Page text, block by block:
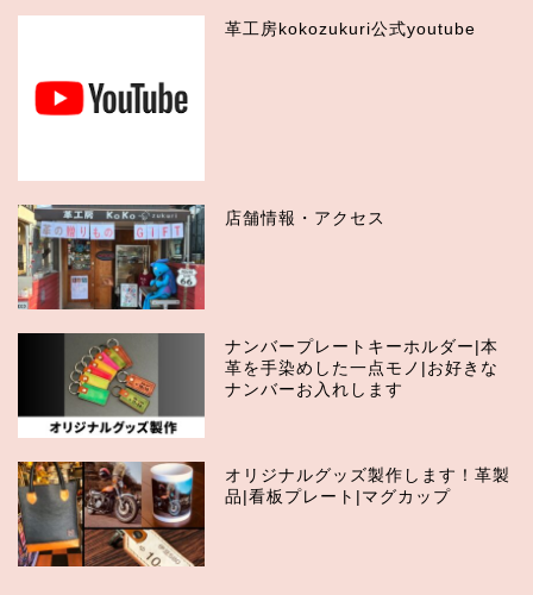
革工房kokozukuri公式youtube
店舗情報・アクセス
ナンバープレートキーホルダー|本
革を手染めした一点モノ|お好きな
ナンバーお入れします
オリジナルグッズ製作します！革製
品|看板プレート|マグカップ